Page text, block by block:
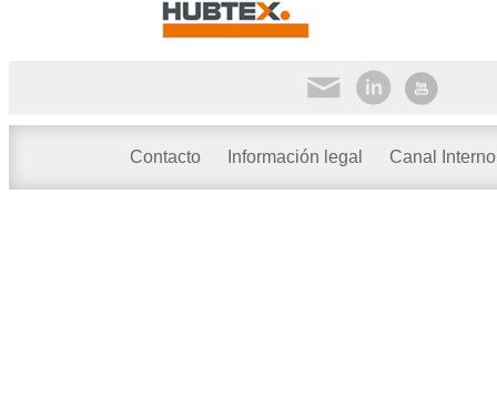
Contacto Información legal Canal